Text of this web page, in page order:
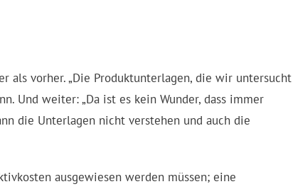
als vorher. „Die Produktunterlagen, die wir untersucht
Und weiter: „Da ist es kein Wunder, dass immer
die Unterlagen nicht verstehen und auch die
ausgewiesen werden müssen; eine